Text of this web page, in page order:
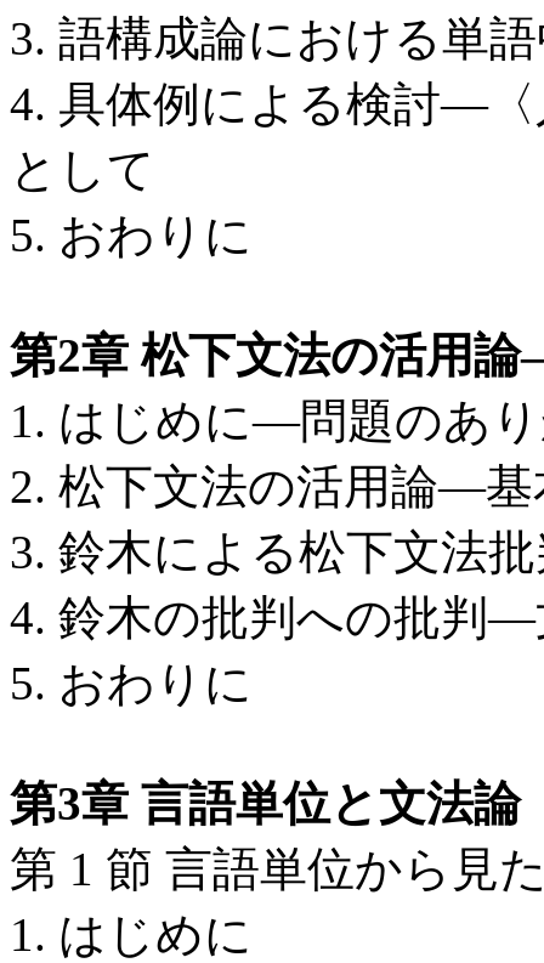
3. 語構成論における単
4. 具体例による検討―
として
5. おわりに
第2章 松下文法の活用
1. はじめに―問題のあ
2. 松下文法の活用論―
3. 鈴木による松下文法
4. 鈴木の批判への批判
5. おわりに
第3章 言語単位と文法論
第 1 節 言語単位から見
1. はじめに